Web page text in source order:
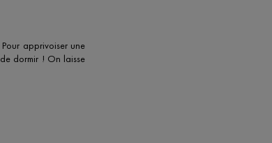
apprivoiser une
dormir ! On laisse